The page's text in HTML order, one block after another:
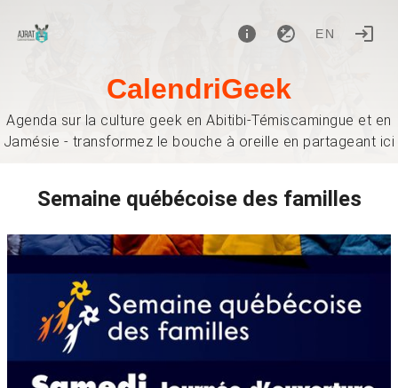
EN
CalendriGeek
Agenda sur la culture geek en Abitibi-Témiscamingue et en
Jamésie - transformez le bouche à oreille en partageant ici
Semaine québécoise des familles